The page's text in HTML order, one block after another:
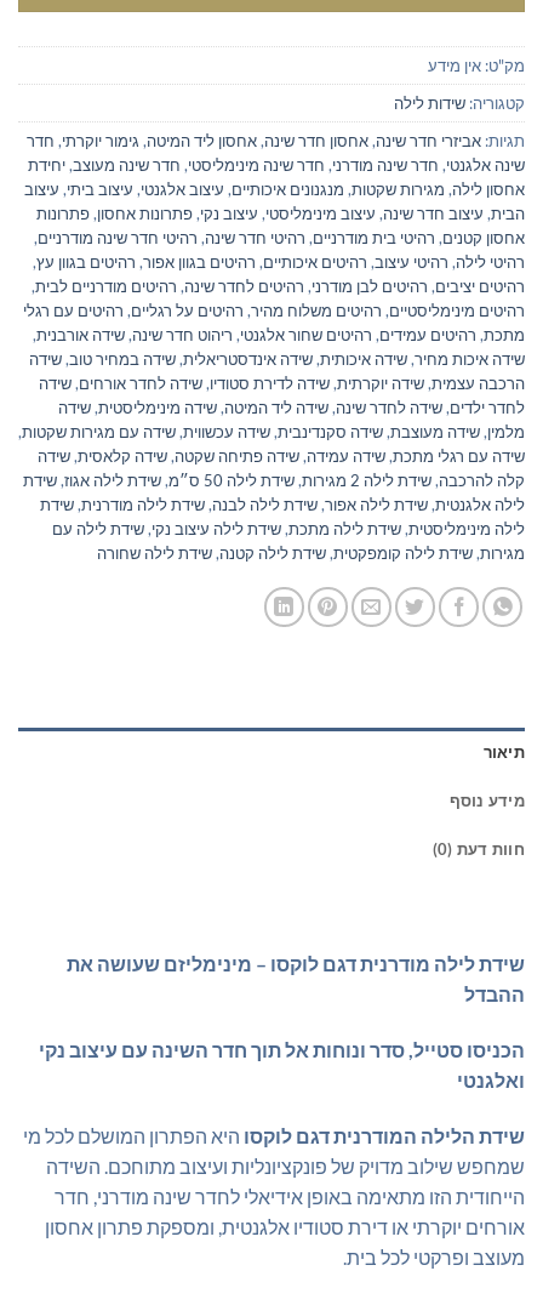
מק"ט: אין מידע
קטגוריה: שידות לילה
תגיות: אביזרי חדר שינה,אחסון חדר שינה,אחסון ליד המיטה, גימור יוקרתי, חדר
שינה אלגנטי, חדר שינה מודרני, חדר שינה מינימליסטי, חדר שינה מעוצב,יחידת
אחסון לילה, מגירות שקטות, מנגנונים איכותיים, עיצוב אלגנטי, עיצוב ביתי, עיצוב
הבית, עיצוב חדר שינה, עיצוב מינימליסטי, עיצוב נקי,פתרונות אחסון,פתרונות
אחסון קטנים, רהיטי בית מודרניים, רהיטי חדר שינה, רהיטי חדר שינה מודרניים,
רהיטי לילה, רהיטי עיצוב, רהיטים איכותיים, רהיטים בגוון אפור, רהיטים בגוון עץ,
רהיטים יציבים, רהיטים לבן מודרני, רהיטים לחדר שינה, רהיטים מודרניים לבית,
רהיטים מינימליסטיים, רהיטים משלוח מהיר, רהיטים על רגליים, רהיטים עם רגלי
מתכת, רהיטים עמידים, רהיטים שחור אלגנטי, ריהוט חדר שינה,שידה אורבנית,
שידה איכות מחיר,שידה איכותית,שידה אינדסטריאלית,שידה במחיר טוב,שידה
הרכבה עצמית,שידה יוקרתית,שידה לדירת סטודיו,שידה לחדר אורחים,שידה
לחדר ילדים,שידה לחדר שינה,שידה ליד המיטה,שידה מינימליסטית,שידה
מלמין,שידה מעוצבת,שידה סקנדינבית,שידה עכשווית,שידה עם מגירות שקטות,
שידה עם רגלי מתכת,שידה עמידה,שידה פתיחה שקטה,שידה קלאסית,שידה
קלה להרכבה,שידת לילה 2 מגירות ,שידת לילה 50 ס״מ ,שידת לילה אגוז,שידת
לילה אלגנטית,שידת לילה אפור,שידת לילה לבנה,שידת לילה מודרנית,שידת
לילה מינימליסטית,שידת לילה מתכת,שידת לילה עיצוב נקי,שידת לילה עם
מגירות,שידת לילה קומפקטית,שידת לילה קטנה,שידת לילה שחורה
תיאור
מידע נוסף
חוות דעת (0)
שידת לילה מודרנית דגם לוקסו – מינימליזם שעושה את
ההבדל
הכניסו סטייל, סדר ונוחות אל תוך חדר השינה עם עיצוב נקי
ואלגנטי
שידת הלילה המודרנית דגם לוקסו היא הפתרון המושלם לכל מי
שמחפש שילוב מדויק של פונקציונליות ועיצוב מתוחכם. השידה
הייחודית הזו מתאימה באופן אידיאלי לחדר שינה מודרני, חדר
אורחים יוקרתי או דירת סטודיו אלגנטית, ומספקת פתרון אחסון
מעוצב ופרקטי לכל בית.